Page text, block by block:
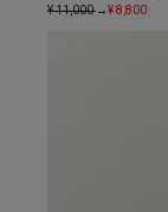
¥ 11,000→¥ 8,800